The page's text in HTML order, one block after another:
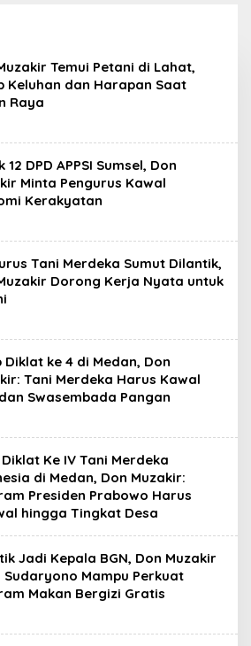
Temui Petani di Lahat,
Keluhan dan Harapan Saat
Raya
12 DPD APPSI Sumsel, Don
Minta Pengurus Kawal
Kerakyatan
Tani Merdeka Sumut Dilantik,
Dorong Kerja Nyata untuk
Diklat ke 4 di Medan, Don
Tani Merdeka Harus Kawal
Swasembada Pangan
Ke IV Tani Merdeka
di Medan, Don Muzakir:
Presiden Prabowo Harus
hingga Tingkat Desa
Jadi Kepala BGN, Don Muzakir
Sudaryono Mampu Perkuat
Makan Bergizi Gratis